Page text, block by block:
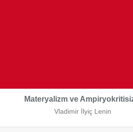
Materyalizm ve
Vladimir İlyiç Lenin